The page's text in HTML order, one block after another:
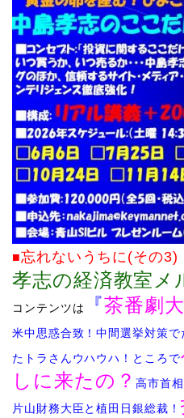
■忘れないう ちに(その3)
孝志の経済教室メ
コンテンツは
『茶番劇
米中思惑合致！中間選挙対策
たトラさんウハウハ！ところで
しに来たの？高市首
片山財務大臣と植田日銀総裁！